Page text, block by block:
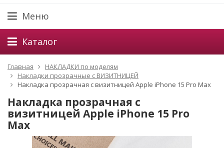
Меню
Каталог
Главная
НАКЛАДКИ по моделям
Накладки прозрачные с ВИЗИТНИЦЕЙ
Накладка прозрачная с визитницей Apple iPhone 15 Pro Max
Накладка прозрачная с
визитницей Apple iPhone 15 Pro
Max